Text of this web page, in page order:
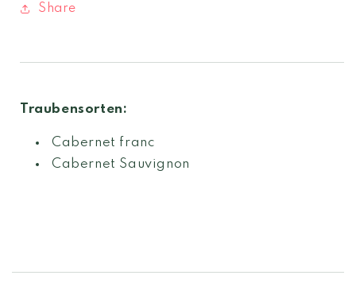
Share
Traubensorten:
Cabernet franc
Cabernet Sauvignon